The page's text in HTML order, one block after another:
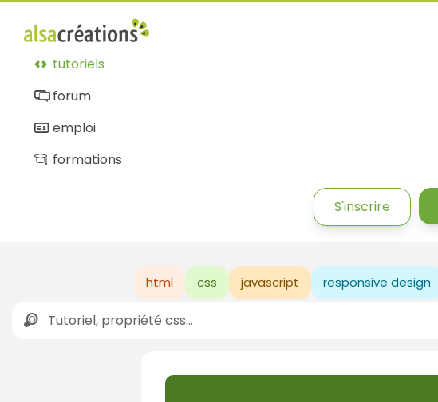
tutoriels
forum
emploi
formations
S'inscrire
html css javascript responsive design